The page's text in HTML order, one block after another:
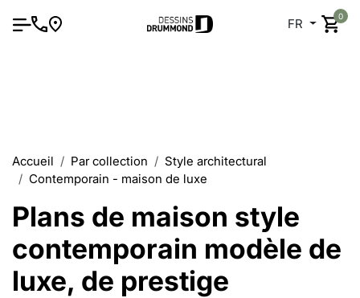
FR
0
Accueil Par collection
Style architectural
Contemporain - maison de luxe
Plans de maison style
contemporain modèle de
luxe, de prestige